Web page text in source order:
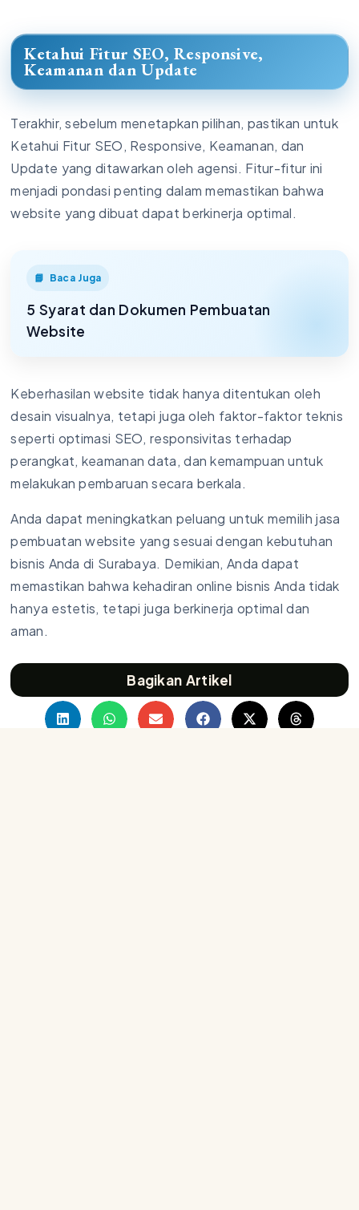
Ketahui Fitur SEO, Responsive,
Keamanan dan Update
Terakhir, sebelum menetapkan pilihan, pastikan untuk
Ketahui Fitur SEO, Responsive, Keamanan, dan
Update yang ditawarkan oleh agensi. Fitur-fitur ini
menjadi pondasi penting dalam memastikan bahwa
website yang dibuat dapat berkinerja optimal.
Baca Juga
5 Syarat dan Dokumen Pembuatan
Website
Keberhasilan website tidak hanya ditentukan oleh
desain visualnya, tetapi juga oleh faktor-faktor teknis
seperti optimasi SEO, responsivitas terhadap
perangkat, keamanan data, dan kemampuan untuk
melakukan pembaruan secara berkala.
Anda dapat meningkatkan peluang untuk memilih jasa
pembuatan website yang sesuai dengan kebutuhan
bisnis Anda di Surabaya. Demikian, Anda dapat
memastikan bahwa kehadiran online bisnis Anda tidak
hanya estetis, tetapi juga berkinerja optimal dan
aman.
Bagikan Artikel